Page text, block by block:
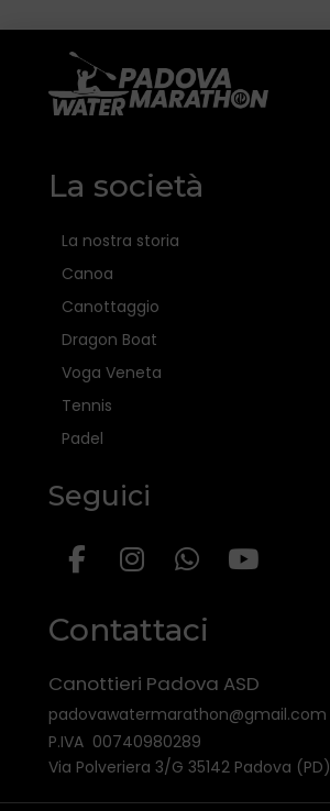
La società
La nostra storia
Canoa
Canottaggio
Dragon Boat
Voga Veneta
Tennis
Padel
Seguici
Contattaci
Canottieri Padova ASD
padovawatermarathon@gmail.com
P.IVA 00740980289
Via Polveriera 3/G 35142 Padova (PD)